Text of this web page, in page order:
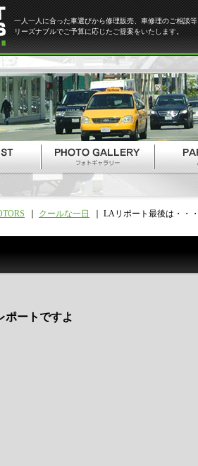
一人一人に合った車選びから修理販売、車修理のご相談等
リーズナブルでご予算に応じたご提案をいたします。
クールな一日 LAリポート最後は・・・
ポートですよ